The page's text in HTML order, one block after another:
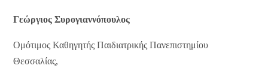
Γεώργιος Συρογιαννόπουλος
Ομότιμος Καθηγητής Παιδιατρικής Πανεπιστημίου
Θεσσαλίας,